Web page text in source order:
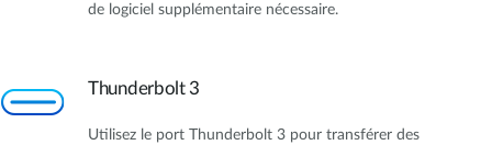
de logiciel supplémentaire nécessaire.
Thunderbolt 3
Utilisez le port Thunderbolt 3 pour transférer des